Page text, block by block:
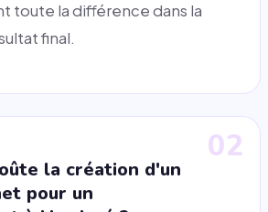
toute la différence dans la
final.
02
la création d'un
pour un